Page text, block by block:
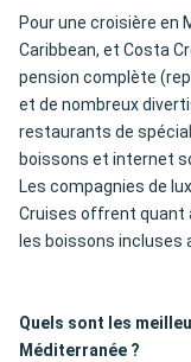
Pour une croisière en
Caribbean, et Costa
pension complète
et de nombreux
restaurants de
boissons et internet
Les compagnies de
Cruises offrent quant
les boissons incluses
Quels sont les
Méditerranée ?